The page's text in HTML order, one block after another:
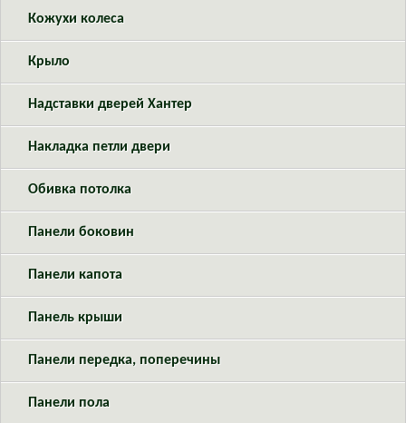
Кожухи колеса
Крыло
Надставки дверей Хантер
Накладка петли двери
Обивка потолка
Панели боковин
Панели капота
Панель крыши
Панели передка, поперечины
Панели пола